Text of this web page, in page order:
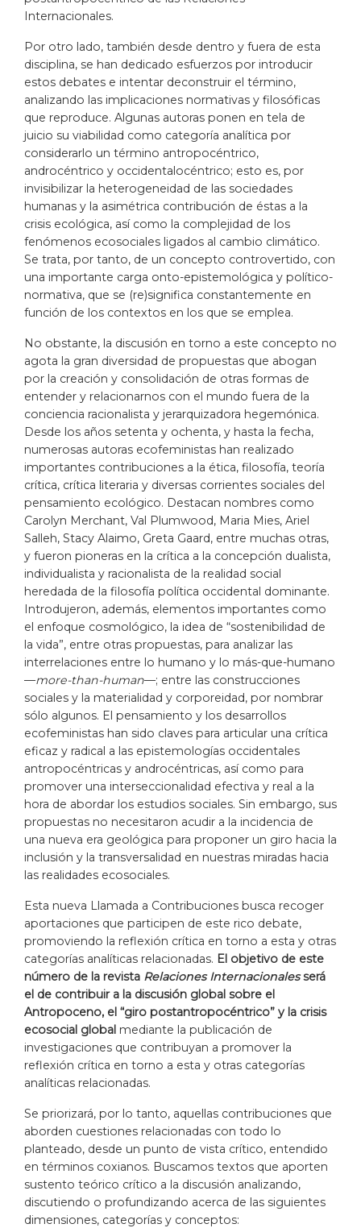
Internacionales.
Por otro lado, también desde dentro y fuera de esta
disciplina, se han dedicado esfuerzos por introducir
estos debates e intentar deconstruir el término,
analizando las implicaciones normativas y filosóficas
que reproduce. Algunas autoras ponen en tela de
juicio su viabilidad como categoría analítica por
considerarlo un término antropocéntrico,
androcéntrico y occidentalocéntrico; esto es, por
invisibilizar la heterogeneidad de las sociedades
humanas y la asimétrica contribución de éstas a la
crisis ecológica, así como la complejidad de los
fenómenos ecosociales ligados al cambio climático.
Se trata, por tanto, de un concepto controvertido, con
una importante carga onto-epistemológica y político-
normativa, que se (re)significa constantemente en
función de los contextos en los que se emplea.
No obstante, la discusión en torno a este concepto no
agota la gran diversidad de propuestas que abogan
por la creación y consolidación de otras formas de
entender y relacionarnos con el mundo fuera de la
conciencia racionalista y jerarquizadora hegemónica.
Desde los años setenta y ochenta, y hasta la fecha,
numerosas autoras ecofeministas han realizado
importantes contribuciones a la ética, filosofía, teoría
crítica, crítica literaria y diversas corrientes sociales del
pensamiento ecológico. Destacan nombres como
Carolyn Merchant, Val Plumwood, Maria Mies, Ariel
Salleh, Stacy Alaimo, Greta Gaard, entre muchas otras,
y fueron pioneras en la crítica a la concepción dualista,
individualista y racionalista de la realidad social
heredada de la filosofía política occidental dominante.
Introdujeron, además, elementos importantes como
el enfoque cosmológico, la idea de “sostenibilidad de
la vida”, entre otras propuestas, para analizar las
interrelaciones entre lo humano y lo más-que-humano
—more-than-human—; entre las construcciones
sociales y la materialidad y corporeidad, por nombrar
sólo algunos. El pensamiento y los desarrollos
ecofeministas han sido claves para articular una crítica
eficaz y radical a las epistemologías occidentales
antropocéntricas y androcéntricas, así como para
promover una interseccionalidad efectiva y real a la
hora de abordar los estudios sociales. Sin embargo, sus
propuestas no necesitaron acudir a la incidencia de
una nueva era geológica para proponer un giro hacia la
inclusión y la transversalidad en nuestras miradas hacia
las realidades ecosociales.
Esta nueva Llamada a Contribuciones busca recoger
aportaciones que participen de este rico debate,
promoviendo la reflexión crítica en torno a esta y otras
categorías analíticas relacionadas. El objetivo de este
número de la revista Relaciones Internacionalesserá
el de contribuir a la discusión global sobre el
Antropoceno, el “giro postantropocéntrico” y la crisis
ecosocial global mediante la publicación de
investigaciones que contribuyan a promover la
reflexión crítica en torno a esta y otras categorías
analíticas relacionadas.
Se priorizará, por lo tanto, aquellas contribuciones que
aborden cuestiones relacionadas con todo lo
planteado, desde un punto de vista crítico, entendido
en términos coxianos. Buscamos textos que aporten
sustento teórico crítico a la discusión analizando,
discutiendo o profundizando acerca de las siguientes
dimensiones, categorías y conceptos: